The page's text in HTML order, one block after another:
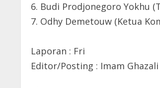
6. Budi Prodjonegoro Yokhu
7. Odhy Demetouw (Ketua
Laporan : Fri
Editor/Posting : Imam Ghazali